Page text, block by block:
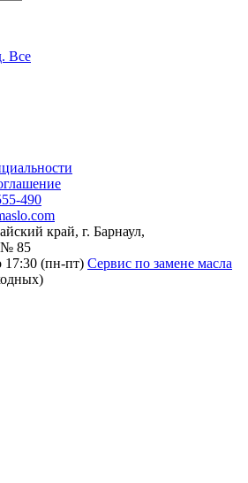
Все
490
край, г. Барнаул,
№ 85
17:30 (пн-пт) Сервис по замене масла